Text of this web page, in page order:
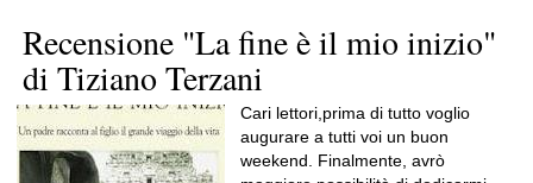
Recensione "La fine è il mio inizio"
di Tiziano Terzani
Cari lettori,prima di tutto voglio
augurare a tutti voi un buon
weekend. Finalmente, avrò